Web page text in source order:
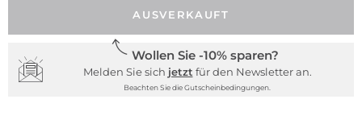
AUSVERKAUFT
Wollen Sie -10% sparen?
Melden Sie sich jetzt für den Newsletter an.
Beachten Sie die Gutscheinbedingungen.